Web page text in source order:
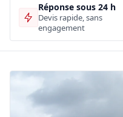
Réponse sous 24 h
Devis rapide, sans
engagement